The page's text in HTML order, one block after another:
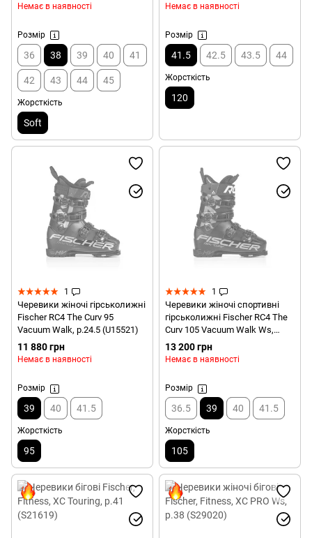
Немає в наявності
Розмір
36 38 39 40 41
42 43 44 45
Жорсткість
Soft
Немає в наявності
Розмір
41.5 42.5 43.5 44
Жорсткість
120
1
Черевики жіночі гірськолижні
Fischer RC4 The Curv 95
Vacuum Walk, р.24.5 (U15521)
11 880 грн
Немає в наявності
Розмір
39 40 41.5
Жорсткість
95
1
Черевики жіночі спортивні
гірськолижні Fischer RC4 The
Curv 105 Vacuum Walk Ws,
р.24.5 (U15420)
13 200 грн
Немає в наявності
Розмір
36.5 39 40 41.5
Жорсткість
105